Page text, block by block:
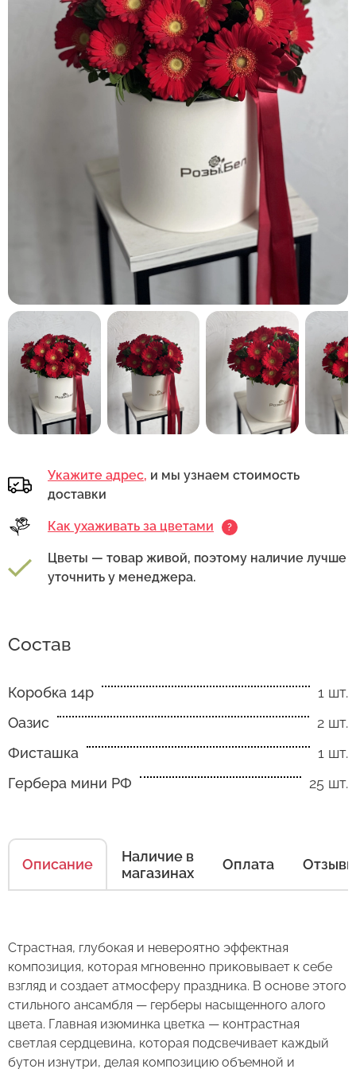
Укажите адрес, и мы узнаем стоимость
доставки
Как ухаживать за цветами ?
Цветы — товар живой, поэтому наличие лучше
уточнить у менеджера.
Состав
Коробка 14р
1 шт.
Оазис
2 шт.
Фисташка
1 шт.
Гербера мини РФ
25 шт.
Описание
Наличие в
магазинах
Оплата Отзывы
Страстная, глубокая и невероятно эффектная
композиция, которая мгновенно приковывает к себе
взгляд и создает атмосферу праздника. В основе этого
стильного ансамбля — герберы насыщенного алого
цвета. Главная изюминка цветка — контрастная
светлая сердцевина, которая подсвечивает каждый
бутон изнутри, делая композицию объемной и
Оставьте свой отзыв
Сервис:
Цена/Качество:
Доставка:
в Вашем букете или композиции сохраняли
Правила ухода за срезанными цветами:
1. Переносите букеты в транспортировочной
в холодное время года на улице.
3. Если Вы перевозите букет, убедитесь, что
он правильно упакован. В зимнее время, даже
кратковременный контакт с холодным
воздухом несколько минут, будет губителен
для цветов (наши курьеры в зимнее время
кнопку "Выбрать".
Выберите дату доставки
Композиция из 25 гербер " Алый
Бархат"